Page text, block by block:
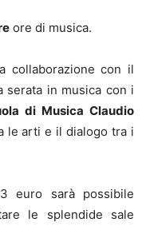
ore di musica.
collaborazione con il
serata in musica con i
di Musica Claudio
le arti e il dialogo tra i
euro sarà possibile
le splendide sale